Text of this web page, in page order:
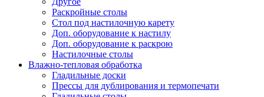
Раскройные столы
Стол под настилочную карету
Доп. оборудование к настилу
Доп. оборудование к раскрою
Настилочные столы
Влажно-тепловая обработка
Гладильные доски
Прессы для дублирования и термопечати